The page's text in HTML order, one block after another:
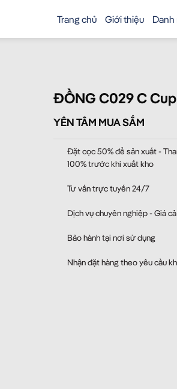
Trang chủ Giới thiệu Danh
ĐỒNG C029 C
YÊN TÂM MUA SẮM
Đặt cọc 50% để sản xuất -
100% trước khi xuất kho
Tư vấn trực tuyến 24/7
Dịch vụ chuyên nghiệp - Giá
Bảo hành tại nơi sử dụng
Nhận đặt hàng theo yêu cầu